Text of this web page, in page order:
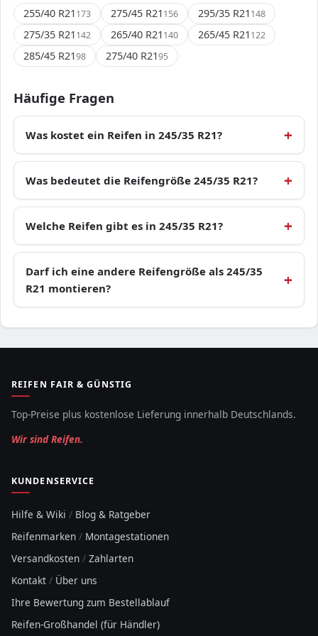
255/40 R21 173 275/45 R21 156 295/35 R21 148
275/35 R21 142 265/40 R21 140 265/45 R21 122
285/45 R2198 275/40 R2195
Häufige Fragen
Was kostet ein Reifen in 245/35 R21?
Was bedeutet die Reifengröße 245/35 R21?
Welche Reifen gibt es in 245/35 R21?
Darf ich eine andere Reifengröße als 245/35
R21 montieren?
REIFEN FAIR & GÜNSTIG
Top-Preise plus kostenlose Lieferung innerhalb Deutschlands.
Wir sind Reifen.
KUNDENSERVICE
Hilfe & Wiki / Blog & Ratgeber
Reifenmarken / Montagestationen
Versandkosten / Zahlarten
Kontakt / Über uns
Ihre Bewertung zum Bestellablauf
Reifen-Großhandel (für Händler)